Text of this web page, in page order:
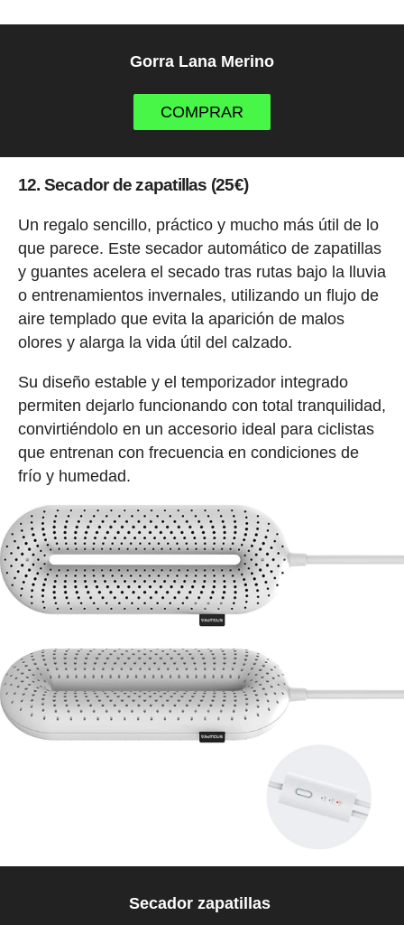
Gorra Lana Merino
COMPRAR
12. Secador de zapatillas (25€)
Un regalo sencillo, práctico y mucho más útil de lo
que parece. Este secador automático de zapatillas
y guantes acelera el secado tras rutas bajo la lluvia
o entrenamientos invernales, utilizando un flujo de
aire templado que evita la aparición de malos
olores y alarga la vida útil del calzado.
Su diseño estable y el temporizador integrado
permiten dejarlo funcionando con total tranquilidad,
convirtiéndolo en un accesorio ideal para ciclistas
que entrenan con frecuencia en condiciones de
frío y humedad.
Secador zapatillas